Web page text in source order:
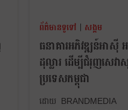
ព័ត៌មានទូទៅ | សង្គម
ធនាគារអភិវឌ្ឍន៍អា
ដុល្លារ ដើម្បីជំរុញសេវ
ប្រទេសកម្ពុជា
BRANDMEDIA